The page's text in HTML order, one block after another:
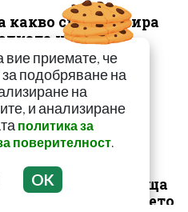
какво сигнализира
ниско в
Опасна ли е
страхотен сок
уникални неща
тялото! И със здравето
вие приемате, че
за подобряване на
на
и анализиране
политика за
поверителност.
OK